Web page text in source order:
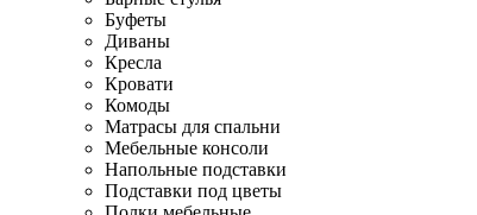
Буфеты
Диваны
Кресла
Кровати
Комоды
Матрасы для спальни
Мебельные консоли
Напольные подставки
Подставки под цветы